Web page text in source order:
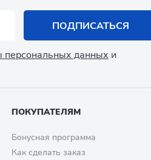
ПОДПИСАТЬСЯ
персональных данных и
ПОКУПАТЕЛЯМ
Бонусная программа
Как сделать заказ